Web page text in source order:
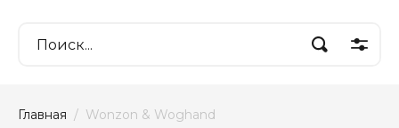
Главная /  Wonzon & Woghand